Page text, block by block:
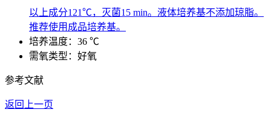
以上成分121℃，灭菌15 min。液体培养基不添加琼脂。
推荐使用成品培养基。
培养温度：36 ℃
需氧类型：好氧
参考文献
返回上一页